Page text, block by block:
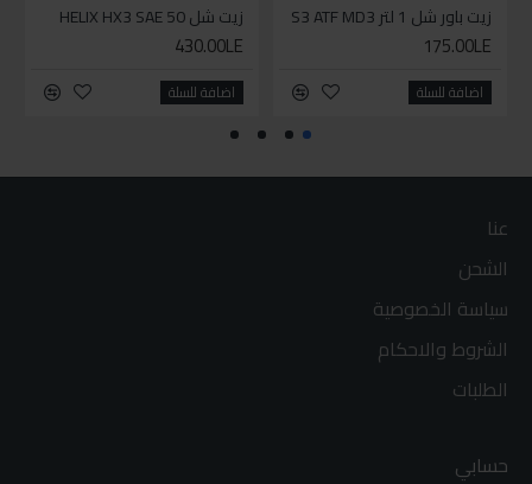
زيت باور شل 1 لتر S3 ATF MD3
175.00LE
اضافة للسلة
زيت شل HELIX HX3 SAE 50
430.00LE
اضافة للسلة
عنا
الشحن
سياسة الخصوصية
الشروط والاحكام
الطلبات
حسابي